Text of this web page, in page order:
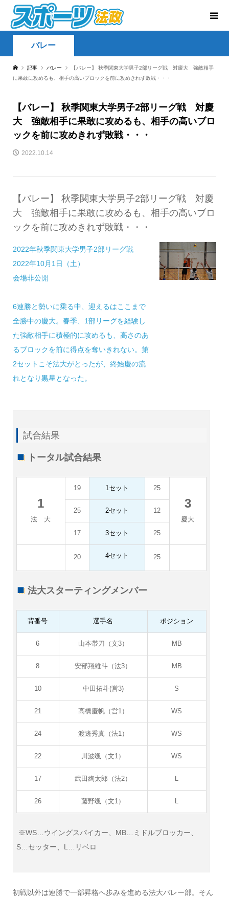
バレー
記事 バレー
【バレー】 秋季関東大学男子2部リーグ戦 対慶大 強敵相手
に果敢に攻めるも、相手の高いブロックを前に攻めきれず敗戦・・・
【バレー】 秋季関東大学男子2部リーグ戦 対慶
大 強敵相手に果敢に攻めるも、相手の高いブロ
ックを前に攻めきれず敗戦・・・
2022.10.14
【バレー】 秋季関東大学男子2部リーグ戦 対慶
大 強敵相手に果敢に攻めるも、相手の高いブロ
ックを前に攻めきれず敗戦・・・
2022年秋季関東大学男子2部リーグ戦
2022年10月1日（土）
会場非公開
6連勝と勢いに乗る中、迎えるはここまで
全勝中の慶大。春季、1部リーグを経験し
た強敵相手に積極的に攻めるも、高さのあ
るブロックを前に得点を奪いきれない。第
2セットこそ法大がとったが、終始慶の流
れとなり黒星となった。
試合結果
トータル試合結果
1
法 大
19 1セット 25
3
慶大
25 2セット 12
17 3セット 25
20 4セット 25
法大スターティングメンバー
背番号 選手名 ポジション
6 山本帯刀（文3） MB
8 安部翔維斗（法3） MB
10 中田拓斗(営3) S
21 高橋慶帆（営1） WS
24 渡邊秀真（法1） WS
22 川波颯（文1） WS
17 武田絢太郎（法2） L
26 藤野颯（文1） L
※WS…ウイングスパイカー、MB…ミドルブロッカー、
S…セッター、L…リベロ
初戦以外は連勝で一部昇格へ歩みを進める法大バレー部。そん